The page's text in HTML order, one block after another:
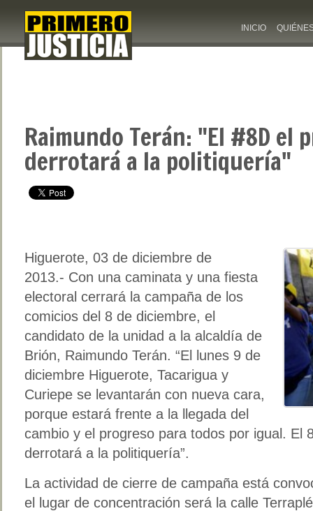
INICIO
Raimundo Terán: "El #8D el
derrotará a la politiquería"
Higuerote, 03 de diciembre de
2013.- Con una caminata y una fiesta
electoral cerrará la campaña de los
comicios del 8 de diciembre, el
candidato de la unidad a la alcaldía de
Brión, Raimundo Terán. “El lunes 9 de
diciembre Higuerote, Tacarigua y
Curiepe se levantarán con nueva cara,
porque estará frente a la llegada del
cambio y el progreso para todos por igual. El
derrotará a la politiquería”.
La actividad de cierre de campaña está
el lugar de concentración será la calle